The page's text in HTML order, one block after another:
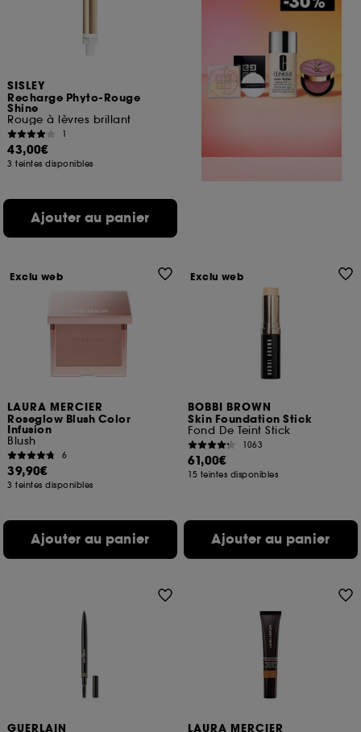
SISLEY
Recharge Phyto-Rouge
Shine
Rouge à lèvres brillant
1
43,00€
3 teintes disponibles
Ajouter au panier
LAURA MERCIER
Roseglow Blush Color
Infusion
Blush
6
39,90€
3 teintes disponibles
Ajouter au panier
Exclu web
BOBBI BROWN
Skin Foundation Stick
Fond De Teint Stick
1063
61,00€
15 teintes disponibles
Ajouter au panier
Exclu web
GUERLAIN
LAURA MERCIER